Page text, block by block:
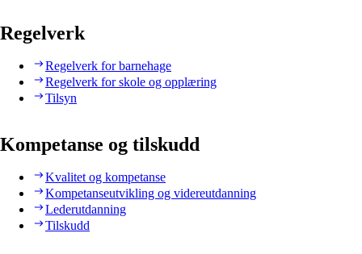
Regelverk
Regelverk for barnehage
Regelverk for skole og opplæring
Tilsyn
Kompetanse og tilskudd
Kvalitet og kompetanse
Kompetanseutvikling og videreutdanning
Lederutdanning
Tilskudd